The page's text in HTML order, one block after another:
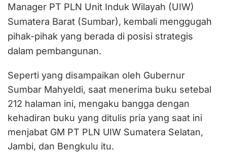
Manager PT PLN Unit Induk Wilayah (UIW)
Sumatera Barat (Sumbar), kembali menggugah
pihak-pihak yang berada di posisi strategis
dalam pembangunan.
Seperti yang disampaikan oleh Gubernur
Sumbar Mahyeldi, saat menerima buku setebal
212 halaman ini, mengaku bangga dengan
kehadiran buku yang ditulis pria yang saat ini
menjabat GM PT PLN UIW Sumatera Selatan,
Jambi, dan Bengkulu itu.